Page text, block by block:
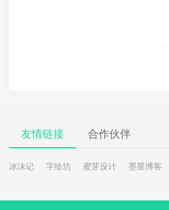
友情链接 合作伙伴
冰沫记 字绘坊 蜜芽设计 墨星博客